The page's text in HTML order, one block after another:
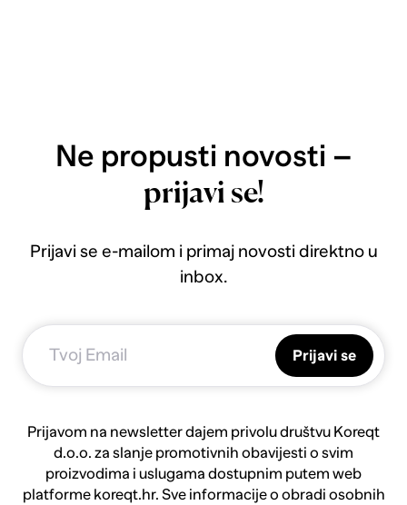
Ne propusti novosti –
prijavi se!
Prijavi se e-mailom i primaj novosti direktno u
inbox.
Prijavi se
Prijavom na newsletter dajem privolu društvu Koreqt
d.o.o. za slanje promotivnih obavijesti o svim
proizvodima i uslugama dostupnim putem web
platforme koreqt.hr. Sve informacije o obradi osobnih